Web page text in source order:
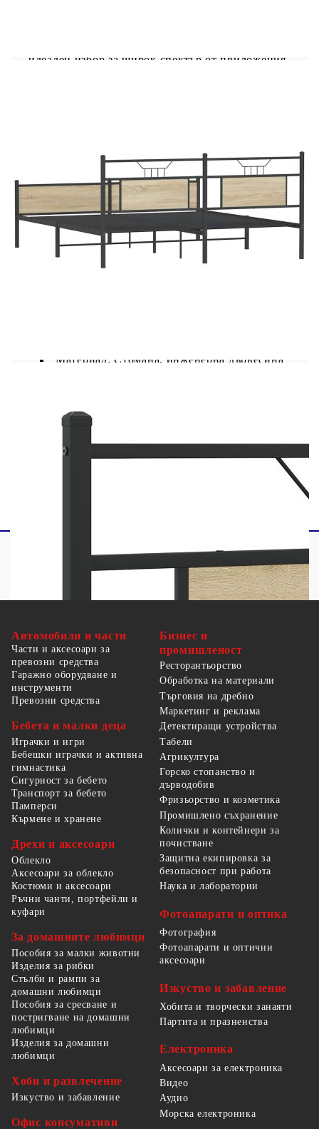
идеален избор за широк спектър от приложения,
твърдост.Функционални табла за глава и табла
за крака: Горната и долната табла на рамката за
легло държат вашия матрак на мястото му.
Освен това таблата ви осигурява отлична опора
за гърба, когато седите в леглото, за да четете
или гледате телевизия.Допълнително място за
съхранение: За удобство леглото има
допълнително пространство отдолу, за да държи
кутиите ви за съхранение далеч от погледа.
Материал: Стомана, инженерна дървесина
Размери на подходящ матрак: 183 x 213 см
Необходим е монтаж
Автомобили и части
Части и аксесоари за
превозни средства
Гаражно оборудване и
инструменти
Превозни средства
Бебета и малки деца
Играчки и игри
Бебешки играчки и активна
гимнастика
Сигурност за бебето
Транспорт за бебето
Памперси
Кърмене и хранене
Дрехи и аксесоари
Облекло
Аксесоари за облекло
Костюми и аксесоари
Ръчни чанти, портфейли и
куфари
За домашните любимци
Пособия за малки животни
Изделия за рибки
Стълби и рампи за
домашни любимци
Пособия за сресване и
постригване на домашни
любимци
Изделия за домашни
любимци
Хоби и развлечение
Изкуство и забавление
Офис консумативи
Бизнес и
промишленост
Ресторантьорство
Обработка на материали
Търговия на дребно
Маркетинг и реклама
Детектиращи устройства
Табели
Агрикултура
Горско стопанство и
дърводобив
Фризьорство и козметика
Промишлено съхранение
Колички и контейнери за
почистване
Защитна екипировка за
безопасност при работа
Наука и лаборатории
Фотоапарати и оптика
Фотография
Фотоапарати и оптични
аксесоари
Изкуство и забавление
Хобита и творчески занаяти
Партита и празненства
Електроника
Аксесоари за електроника
Видео
Аудио
Морска електроника